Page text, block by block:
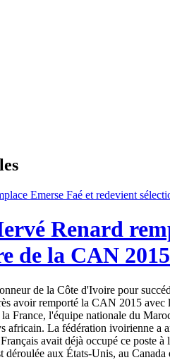
Renard
de la CAN 2015
de la Côte d'Ivoire pour
avoir remporté la CAN 2015
France, l'équipe nationale du
africain. La fédération ivoirienne
avait déjà occupé ce poste
déroulée aux États-Unis, au